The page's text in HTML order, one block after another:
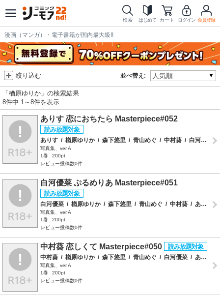
検索 はじめて カート ログイン 会員登録
漫画（マンガ）・電子書籍が国内最大級!!
並べ替え:
絞り込む
「楢原ゆりか」の検索結果
8件中 1～8件を表示
ありす 恋におちたら Masterpiece#052
ありす / 楢原ゆりか / 森下悠里 / 青山めぐ / 中村葵 / 白河優菜 /
写真集、ver.A
1巻
200pt
レビュー投稿数0件
白河優菜 ぷるめりあ Masterpiece#051
白河優菜 / 楢原ゆりか / 森下悠里 / 青山めぐ / 中村葵 / ありす /
写真集、ver.A
1巻
200pt
レビュー投稿数0件
中村葵 恋しくて Masterpiece#050
中村葵 / 楢原ゆりか / 森下悠里 / 青山めぐ / 白河優菜 / ありす
写真集、ver.A
1巻
200pt
レビュー投稿数0件